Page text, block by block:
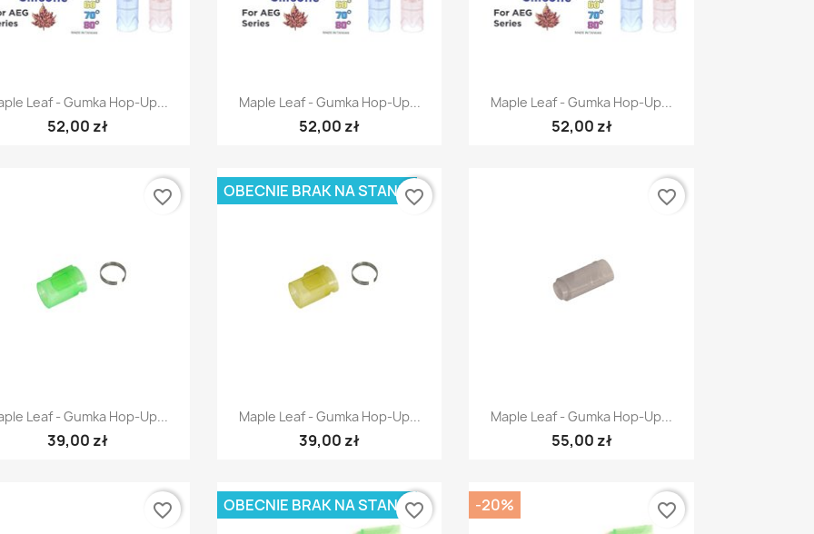
Szybki podgląd
Leaf - Gumka Hop-Up...
52,00 zł
Szybki podgląd
Maple Leaf - Gumka Hop-Up...
52,00 zł
Szybki podgląd
Maple Leaf - Gumka Hop-Up...
52,00 zł
Szybki podgląd
Leaf - Gumka Hop-Up...
39,00 zł
favorite_border
Szybki podgląd
Maple Leaf - Gumka Hop-Up...
39,00 zł
OBECNIE BRAK NA STANIEfavorite_border
Szybki podgląd
Maple Leaf - Gumka Hop-Up...
55,00 zł
favorite_border
favorite_border OBECNIE BRAK NA STANIEfavorite_border -20% favorite_border